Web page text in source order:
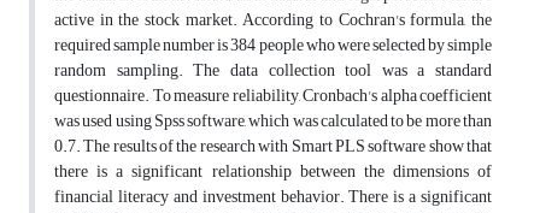
active in the stock market. According to Cochran's formula, the
required sample number is 384 people who were selected by simple
random sampling. The data collection tool was a standard
questionnaire. To measure reliability, Cronbach's alpha coefficient
was used using Spss software, which was calculated to be more than
0.7. The results of the research with Smart PLS software show that
there is a significant relationship between the dimensions of
financial literacy and investment behavior. There is a significant